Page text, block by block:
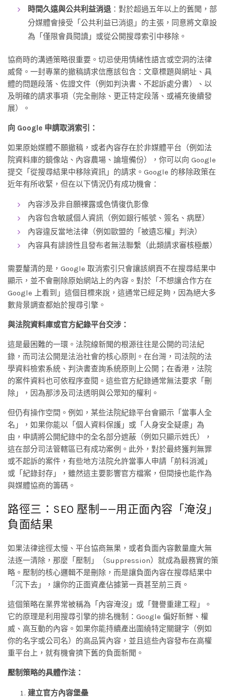
時間久遠與公共利益消退 ：對於超過五年以上的舊聞，部
分媒體會接受「公共利益已消退」的主張，同意將文章設
為「僅限會員閱讀」或從公開搜尋索引中移除。
協商時的溝通策略很重要。切忌使用情緒性語言或空洞的法律
威脅。一封專業的撤稿請求信應該包含：文章標題與網址、具
體的問題段落、佐證文件（例如判決書、不起訴處分書）、以
及明確的請求事項（完全刪除、更正特定段落、或補充後續發
展）。
向 Google 申請取消索引：
如果原始媒體不願撤稿，或者內容存在於非媒體平台（例如法
院資料庫的鏡像站、內容農場、論壇備份），你可以向 Google
提交「從搜尋結果中移除資訊」的請求。Google 的移除政策在
近年有所收緊，但在以下情況仍有成功機會：
內容涉及非自願裸露或色情復仇影像
內容包含敏感個人資訊（例如銀行帳號、簽名、病歷）
內容違反當地法律（例如歐盟的「被遺忘權」判決）
內容具有誹謗性且發布者無法聯繫（此類請求審核極嚴）
需要釐清的是，Google 取消索引只會讓該網頁不在搜尋結果中
顯示，並不會刪除原始網站上的內容。對於「不想讓合作方在
Google 上看到」這個目標來說，這通常已經足夠，因為絕大多
數背景調查都始於搜尋引擎。
與法院資料庫或官方紀錄平台交涉：
這是最困難的一環。法院線新聞的根源往往是公開的司法紀
錄，而司法公開是法治社會的核心原則。在台灣，司法院的法
學資料檢索系統、判決書查詢系統原則上公開；在香港，法院
的案件資料也可依程序查閱。這些官方紀錄通常無法要求「刪
除」，因為那涉及司法透明與公眾知的權利。
但仍有操作空間。例如，某些法院紀錄平台會顯示「當事人全
名」，如果你能以「個人資料保護」或「人身安全疑慮」為
由，申請將公開紀錄中的全名部分遮蔽（例如只顯示姓氏），
這在部分司法管轄區已有成功案例。此外，對於最終獲判無罪
或不起訴的案件，有些地方法院允許當事人申請「前科消滅」
或「紀錄封存」，雖然這主要影響官方檔案，但間接也能作為
與媒體協商的籌碼。
路徑三：SEO 壓制——用正面內容「淹沒」
負面結果
如果法律途徑太慢、平台協商無果，或者負面內容數量龐大無
法逐一清除，那麼「壓制」（Suppression）就成為最務實的策
略。壓制的核心邏輯不是刪除，而是讓負面內容在搜尋結果中
「沉下去」，讓你的正面資產佔據第一頁甚至前三頁。
這個策略在業界常被稱為「內容淹沒」或「聲譽重建工程」。
它的原理是利用搜尋引擎的排名機制：Google 偏好新鮮、權
威、高互動的內容。如果你能持續產出圍繞特定關鍵字（例如
你的名字或公司名）的高品質內容，並且這些內容發布在高權
重平台上，就有機會擠下舊的負面新聞。
壓制策略的具體作法：
建立官方內容堡壘